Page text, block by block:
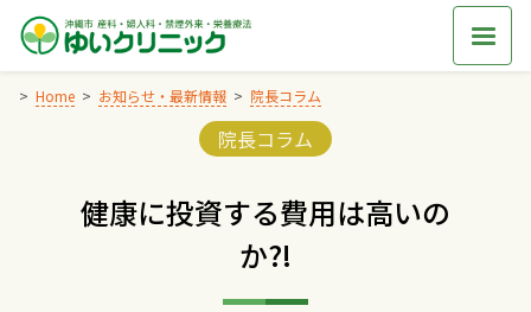
Skip
content
Home お知らせ・最新情報 院長コラム
Categories:
院長コラム
健康に投資する費用は高いの
か?!
交通アクセス